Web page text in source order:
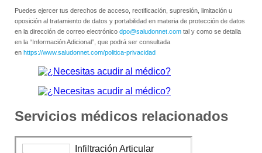
Puedes ejercer tus derechos de acceso, rectificación, supresión, limitación u
oposición al tratamiento de datos y portabilidad en materia de protección de datos
en la dirección de correo electrónico dpo@saludonnet.com tal y como se detalla
en la “Información Adicional”, que podrá ser consultada
en https://www.saludonnet.com/politica-privacidad
Servicios médicos relacionados